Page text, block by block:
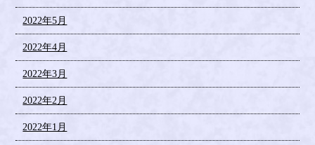
2022年5月
2022年4月
2022年3月
2022年2月
2022年1月